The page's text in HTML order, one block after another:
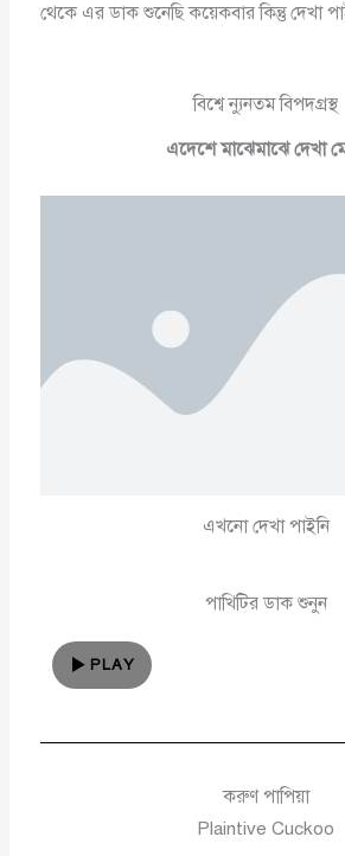
থেকে এর ডাক শুনেছি কয়েকবার কিন্তু দেখা
বিশ্বে ন্যুনতম বিপদগ্রস্থ
এদেশে মাঝেমাঝে দেখা
এখনো দেখা পাইনি
পাখিটির ডাক শুনুন
PLAY
করুণ পাপিয়া
Plaintive Cuckoo